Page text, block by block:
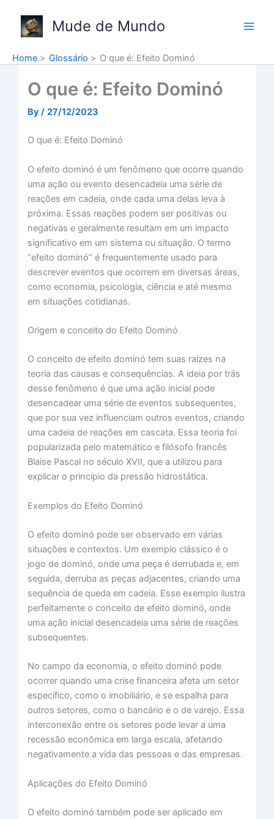
content
Mude de Mundo
Home Glossário O que é: Efeito Dominó
O que é: Efeito Dominó
By / 27/12/2023
O que é: Efeito Dominó
O efeito dominó é um fenômeno que ocorre quando
uma ação ou evento desencadeia uma série de
reações em cadeia, onde cada uma delas leva à
próxima. Essas reações podem ser positivas ou
negativas e geralmente resultam em um impacto
significativo em um sistema ou situação. O termo
“efeito dominó” é frequentemente usado para
descrever eventos que ocorrem em diversas áreas,
como economia, psicologia, ciência e até mesmo
em situações cotidianas.
Origem e conceito do Efeito Dominó
O conceito de efeito dominó tem suas raízes na
teoria das causas e consequências. A ideia por trás
desse fenômeno é que uma ação inicial pode
desencadear uma série de eventos subsequentes,
que por sua vez influenciam outros eventos, criando
uma cadeia de reações em cascata. Essa teoria foi
popularizada pelo matemático e filósofo francês
Blaise Pascal no século XVII, que a utilizou para
explicar o princípio da pressão hidrostática.
Exemplos do Efeito Dominó
O efeito dominó pode ser observado em várias
situações e contextos. Um exemplo clássico é o
jogo de dominó, onde uma peça é derrubada e, em
seguida, derruba as peças adjacentes, criando uma
sequência de queda em cadeia. Esse exemplo ilustra
perfeitamente o conceito de efeito dominó, onde
uma ação inicial desencadeia uma série de reações
subsequentes.
No campo da economia, o efeito dominó pode
ocorrer quando uma crise financeira afeta um setor
específico, como o imobiliário, e se espalha para
outros setores, como o bancário e o de varejo. Essa
interconexão entre os setores pode levar a uma
recessão econômica em larga escala, afetando
negativamente a vida das pessoas e das empresas.
Aplicações do Efeito Dominó
O efeito dominó também pode ser aplicado em